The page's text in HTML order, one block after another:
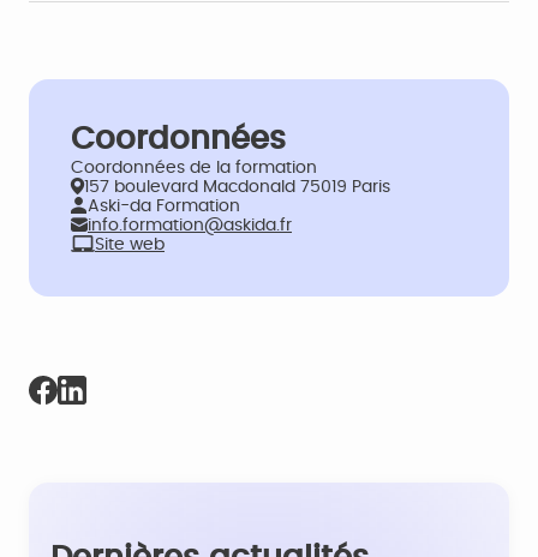
Coordonnées
Coordonnées de la formation
157 boulevard Macdonald 75019 Paris
Aski-da Formation
info.formation@askida.fr
Site web